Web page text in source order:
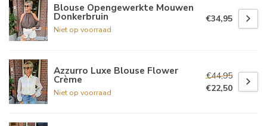
Blouse Opengewerkte Mouwen
Donkerbruin
Niet op voorraad
€34,95
Azzurro Luxe Blouse Flower
Crème
Niet op voorraad
€44,95
€22,50